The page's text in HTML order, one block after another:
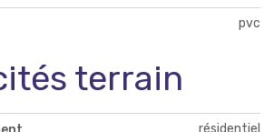
pvc
terrain